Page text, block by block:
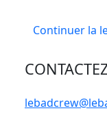
Continuer la